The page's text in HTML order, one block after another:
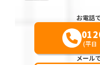
お電話
(平
メール